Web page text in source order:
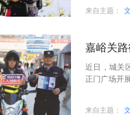
来自主题：
嘉峪关
近日，城关
正门广场开
来自主题：